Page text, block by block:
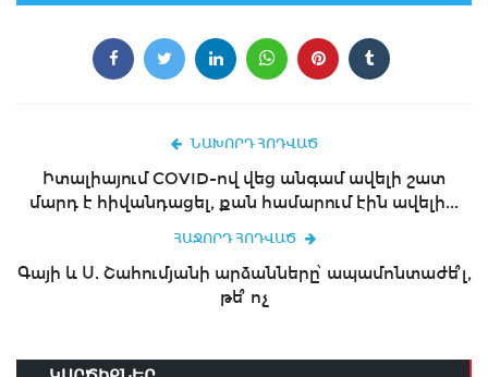
ՆԱԽՈՐԴ ՀՈԴՎԱԾ
Իտալիայում COVID-ով վեց անգամ ավելի շատ
մարդ է հիվանդացել, քան համարում էին ավելի...
ՀԱՋՈՐԴ ՀՈԴՎԱԾ
Գայի և Ս. Շահումյանի արձանները՝ ապամոնտաժե՞լ,
թե՞ ոչ